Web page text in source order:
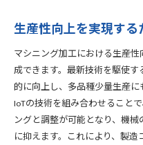
生産性向上を実現す
マシニング加工における生産
成できます。最新技術を駆使
的に向上し、多品種少量生産
IoTの技術を組み合わせること
ングと調整が可能となり、機
に抑えます。これにより、製